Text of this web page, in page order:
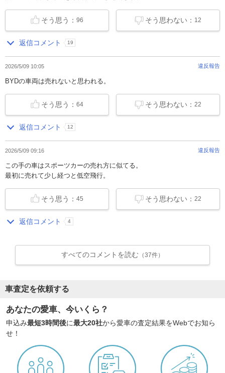
そう思わない： 12
そう思う：96
返信コメント 19
2026/5/09 10:05 違反報告
BYDの車両は売れないと思われる。
そう思わない： 22
そう思う：64
返信コメント 12
2026/5/09 09:16 違反報告
この手の車はスポーツカーの売れ方に似てる。
最初に売れて少し経つと低空飛行。
そう思わない： 22
そう思う：45
返信コメント 4
すべてのコメントを読む （37件）
車査定を依頼する
あなたの愛車、今いくら？
申込み最短3時間後に最大20社から愛車の査定結果をWebでお知ら
せ！